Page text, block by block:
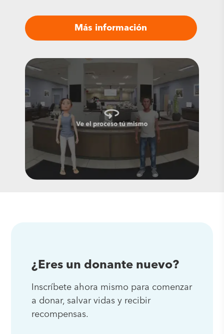
Más información
¿Eres un donante nuevo?
Inscríbete ahora mismo para comenzar
a donar, salvar vidas y recibir
recompensas.